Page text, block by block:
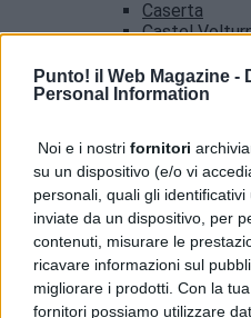
Punto! il Web Magazine -
Personal Information
Noi e i nostri fornitori
su un dispositivo (e/o vi
personali, quali gli
inviate da un dispositivo, per
contenuti, misurare le
ricavare informazioni sul
migliorare i prodotti. Con la
fornitori possiamo utilizzare
Caserta
Castel
Provincia di Salerno
Salerno
Amalfi
Angri
Castellabate
News